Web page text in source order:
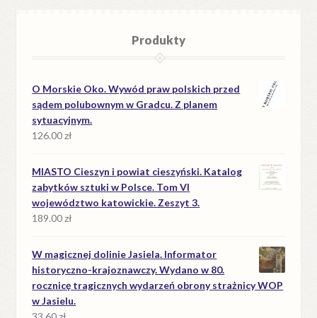
Produkty
O Morskie Oko. Wywód praw polskich przed
sądem polubownym w Gradcu. Z planem
sytuacyjnym.
126.00zł
MIASTO Cieszyn i powiat cieszyński. Katalog
zabytków sztuki w Polsce. Tom VI
województwo katowickie. Zeszyt 3.
189.00zł
W magicznej dolinie Jasiela. Informator
historyczno-krajoznawczy. Wydano w 80.
rocznicę tragicznych wydarzeń obrony strażnicy WOP
w Jasielu.